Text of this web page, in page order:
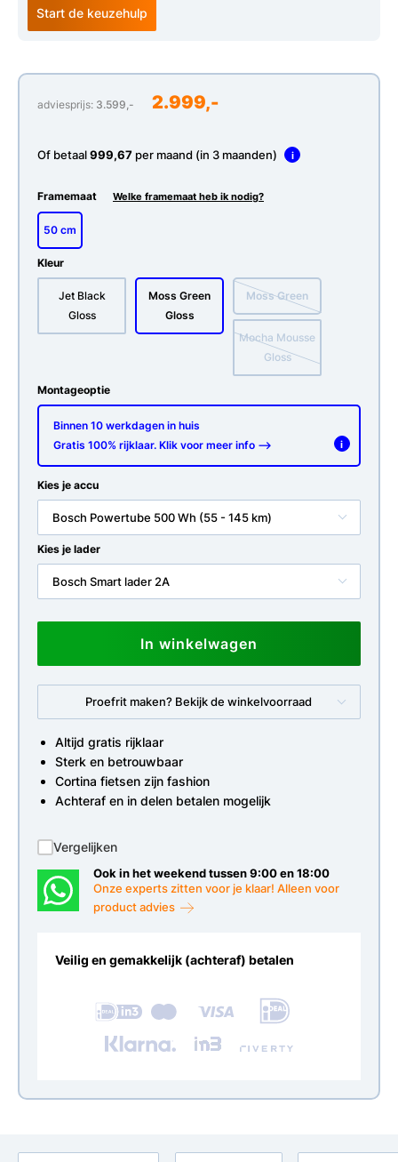
Start de keuzehulp
adviesprijs: 3.599,- 2.999,-
Of betaal999,67 per maand (in 3 maanden) i
Framemaat Welke framemaat heb ik nodig?
50 cm
Kleur
Jet Black
Gloss
Moss Green
Gloss
Moss Green
Mocha Mousse
Gloss
Montageoptie
Binnen 10 werkdagen in huis
Gratis 100% rijklaar. Klik voor meer info -->
i
Kies je accu
Bosch Powertube 500 Wh (55 - 145 km)
Kies je lader
Bosch Smart lader 2A
In winkelwagen
Proefrit maken? Bekijk de winkelvoorraad
Altijd gratis rijklaar
Sterk en betrouwbaar
Cortina fietsen zijn fashion
Achteraf en in delen betalen mogelijk
Vergelijken
Ook in het weekend tussen 9:00 en 18:00
Onze experts zitten voor je klaar! Alleen voor
product advies
Veilig en gemakkelijk (achteraf) betalen